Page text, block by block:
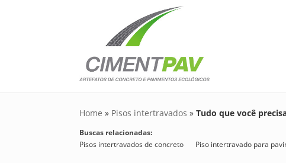
Home » Pisos intertravados »Tudo que você
Buscas relacionadas:
Pisos intertravados de concreto
Piso intertravado para